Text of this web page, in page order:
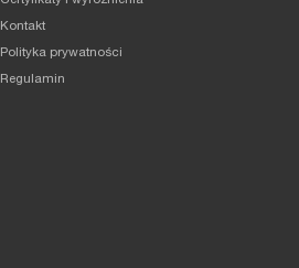
Kontakt
Polityka prywatności
Regulamin